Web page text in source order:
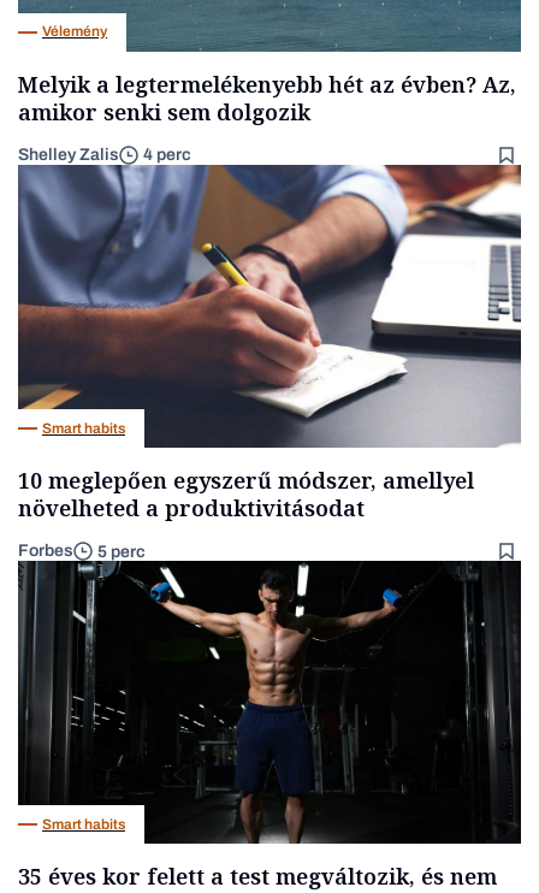
Vélemény
Melyik a legtermelékenyebb hét az évben? Az,
amikor senki sem dolgozik
Shelley Zalis 4 perc
Smart habits
10 meglepően egyszerű módszer, amellyel
növelheted a produktivitásodat
Forbes 5 perc
Smart habits
35 éves kor felett a test megváltozik, és nem